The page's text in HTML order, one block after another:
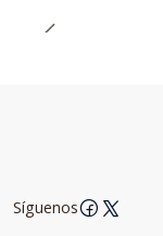
Síguenos